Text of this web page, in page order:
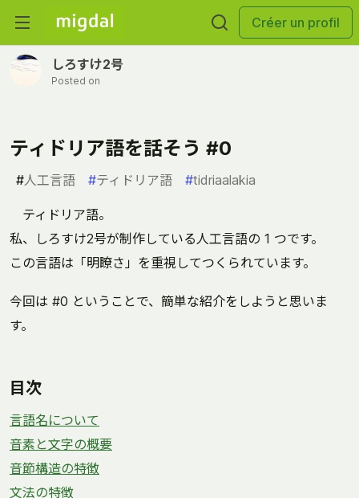
Créer un profil
しろすけ2号
Posted on
ティドリア語を話そう #0
#人工言語 #ティドリア語 #tidriaalakia
ティドリア語。
私、しろすけ2号が制作している人工言語の 1 つです。
この言語は「明瞭さ」を重視してつくられています。
今回は #0 ということで、簡単な紹介をしようと思いま
す。
目次
言語名について
音素と文字の概要
音節構造の特徴
文法の特徴